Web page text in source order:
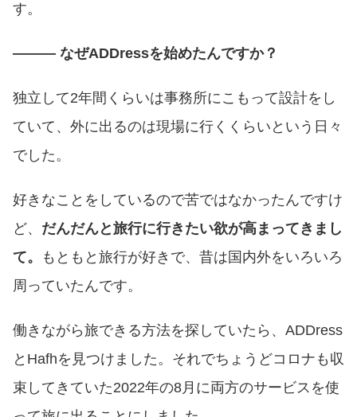
す。
――― なぜADDressを始めたんですか？
独立して2年間くらいは事務所にこもって設計をし
ていて、外に出るのは現場に行くくらいという日々
でした。
好きなことをしているので苦ではなかったんですけ
ど、 だんだんと旅行に行きたい欲が高まってきまし
て。
もともと旅行が好きで、昔は国内外をいろいろ
周っていたんです。
働きながら旅できる方法を探していたら、ADDress
とHafhを見つけました。それでちょうどコロナも収
束してきていた2022年の8月に両方のサービスを使